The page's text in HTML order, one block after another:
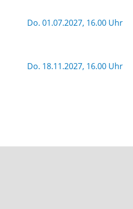
Do. 01.07.2027, 16.00 Uhr
Do. 18.11.2027, 16.00 Uhr